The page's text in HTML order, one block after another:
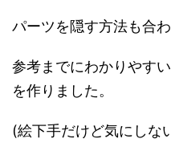
パーツを隠す方法も合
参考までにわかりやす
を作りました。
(絵下手だけど気にしな